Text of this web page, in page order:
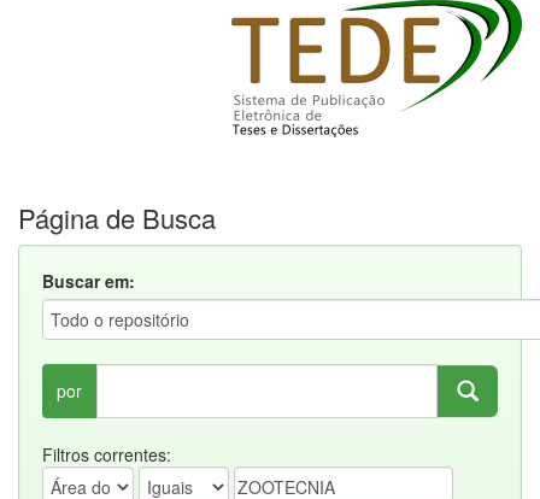
Página de Busca
Buscar em:
por
Filtros correntes: